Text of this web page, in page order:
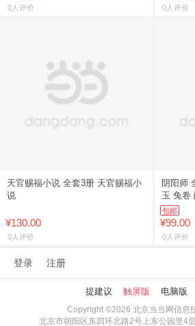
0人评价 0人评价
天官赐福小说 全套3册 天官赐福小
说
¥130.00
0人评价
阴阳师
玉 兔
包邮
¥99.00
0人评价
登录 注册
提建议 触屏版 电脑版
Copyright ©2026 北京当当网信息
北京市朝阳区东四环北路2号上东公园里4